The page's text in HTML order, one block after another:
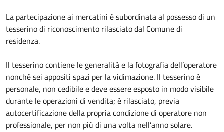
La partecipazione ai mercatini è subordinata al possesso di un
tesserino di riconoscimento rilasciato dal Comune di
residenza.
Il tesserino contiene le generalità e la fotografia dell’operatore
nonché sei appositi spazi per la vidimazione. Il tesserino è
personale, non cedibile e deve essere esposto in modo visibile
durante le operazioni di vendita; è rilasciato, previa
autocertificazione della propria condizione di operatore non
professionale, per non più di una volta nell’anno solare.